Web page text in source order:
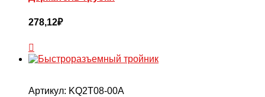
278,12₽
Артикул: KQ2T08-00A